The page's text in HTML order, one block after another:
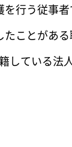
行う従事者
ことがある
している